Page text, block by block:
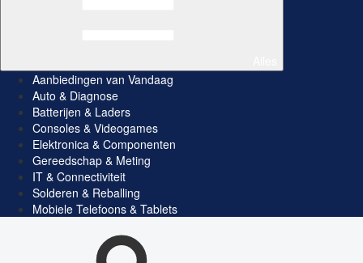
Aanbiedingen van Vandaag
Auto & Diagnose
Batterijen & Laders
Consoles & Videogames
Elektronica & Componenten
Gereedschap & Meting
IT & Connectiviteit
Solderen & Reballing
Mobiele Telefoons & Tablets